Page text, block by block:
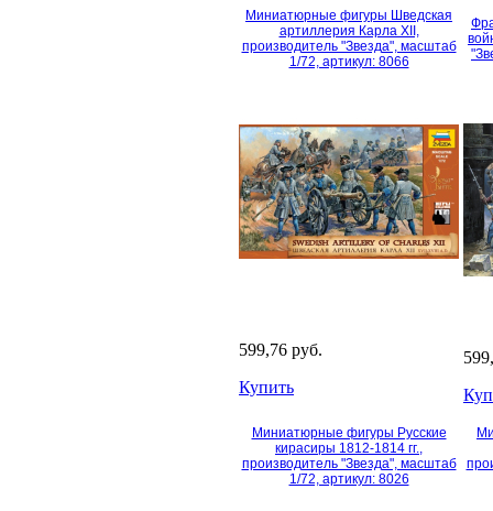
Миниатюрные фигуры Шведская
артиллерия Карла XII,
производитель "Звезда", масштаб
1/72, артикул: 8066
599,76 руб.
Купить
Миниатюрные фигуры Русские
кирасиры 1812-1814 гг.,
производитель "Звезда", масштаб
1/72, артикул: 8026